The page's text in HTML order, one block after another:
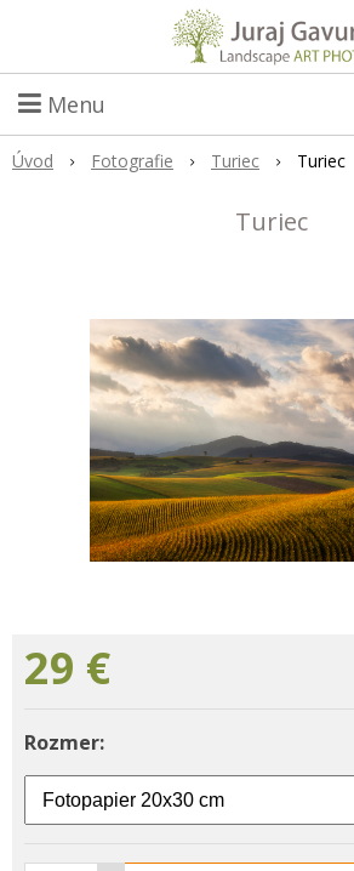
Menu
Úvod Fotografie Turiec Turiec
Turiec
29 €
Rozmer: